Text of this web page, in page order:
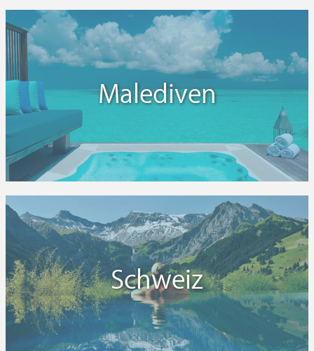
Malediven
Schweiz